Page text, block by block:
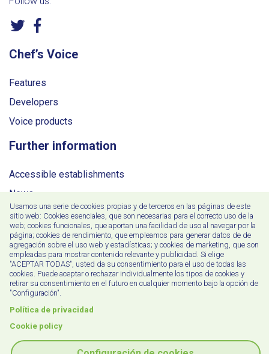
Chef’s Voice
Features
Developers
Voice products
Further information
Accessible establishments
News
Prices
Contact
Igeltzera Kalea, 1
48610 Urduliz, Bizkaia, Spain
+34 946 766 959
comercial@chefs-voice.com
Usamos una serie de cookies propias y de terceros en las páginas de este
sitio web: Cookies esenciales, que son necesarias para el correcto uso de la
web; cookies funcionales, que aportan una facilidad de uso al navegar por la
página; cookies de rendimiento, que empleamos para generar datos de de
agregación sobre el uso web y estadísticas; y cookies de marketing, que son
empleadas para mostrar contenido relevante y publicidad. Si elige
"ACEPTAR TODAS", usted da su consentimiento para el uso de todas las
cookies. Puede aceptar o rechazar individualmente los tipos de cookies y
retirar su consentimiento en el futuro en cualquier momento bajo la opción de
"Configuración".
Política de privacidad
Cookie policy